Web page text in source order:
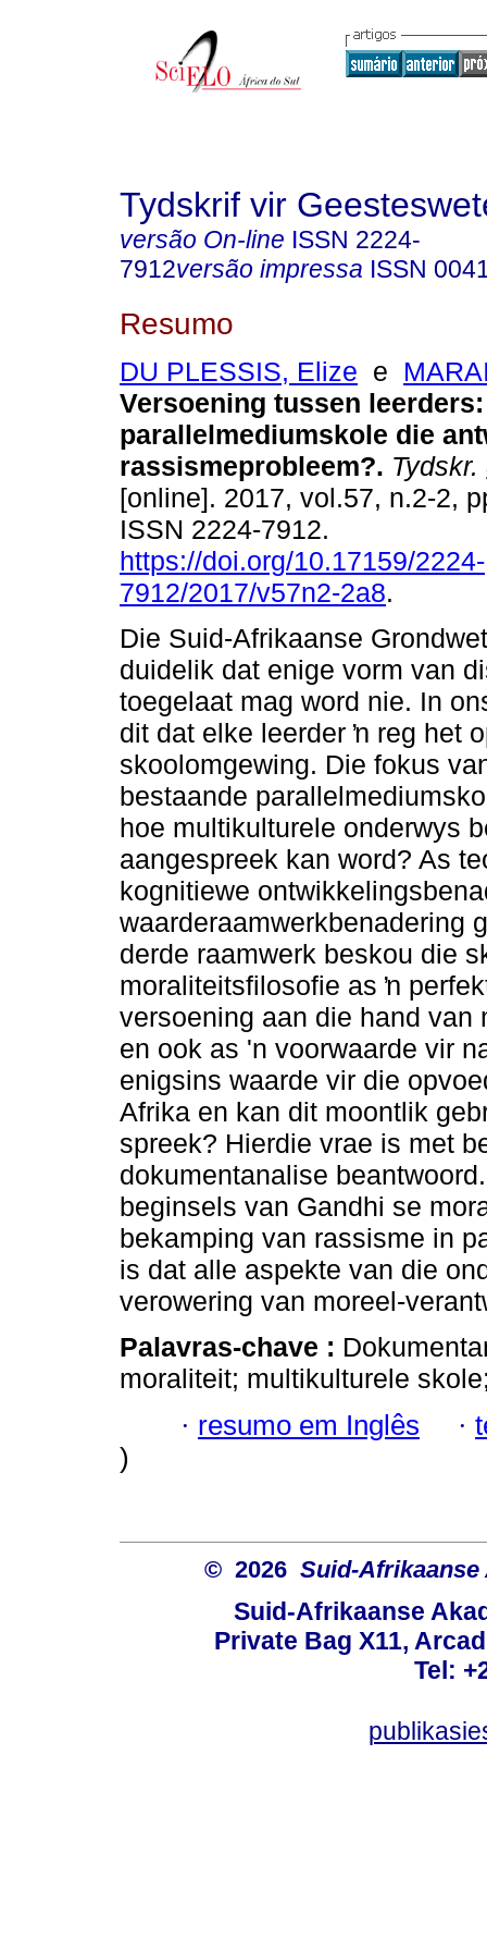
Tydskrif vir
versão On-line ISSN 2224-
7912versão impressa ISSN
Resumo
DU PLESSIS, Elize e
Versoening tussen
parallelmediumskole die
rassismeprobleem?.
[online]. 2017, vol.57, n.2-2,
ISSN 2224-7912.
https://doi.org/10.17159/2224-
7912/2017/v57n2-2a8.
Die Suid-Afrikaanse
duidelik dat enige vorm van
toegelaat mag word nie. In
dit dat elke leerder ŉ reg het
skoolomgewing. Die fokus
bestaande
hoe multikulturele onderwys
aangespreek kan word? As
kognitiewe
waarderaamwerkbenadering
derde raamwerk beskou die
moraliteitsfilosofie as ŉ
versoening aan die hand
en ook as 'n voorwaarde vir
enigsins waarde vir die
Afrika en kan dit moontlik
spreek? Hierdie vrae is met
dokumentanalise
beginsels van Gandhi se
bekamping van rassisme in
is dat alle aspekte van die
verowering van moreel-
Palavras-chave :
moraliteit; multikulturele
· resumo em Inglês ·
)
© 2026 Suid-Afrikaanse
Suid-Afrikaanse
Private Bag X11,
Tel: